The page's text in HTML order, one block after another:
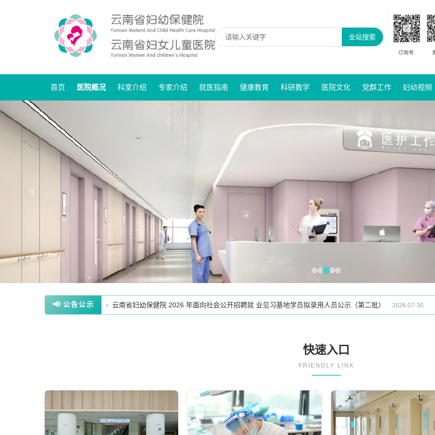
全站搜索
首页 医院概况 科室介绍 专家介绍 就医指南 健康教育 科研教学 医院文化 党群工作 妇幼视频
📢 公告公示
云南省妇幼保健院2026年社会组织参与消除艾滋病、梅毒和乙肝母婴传播采购咨询公示
• 云南省妇幼保健院 2026 年面向社会公开招聘非 事业编制工作人员拟录用人员公示（第二批）
• 云南省妇幼保健院 2026 年面向社会公开招聘就 业见习基地学员拟录用人员公示（第二批） 2026-07-30
• 【公示】云南省妇幼保健院关于第二批特需病房等5项自主定价项目价格的公示 2026-07-24
快速入口
FRIENDLY LINK